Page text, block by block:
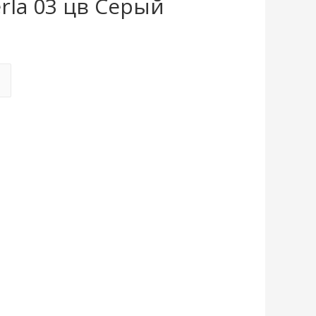
03 цв Серый